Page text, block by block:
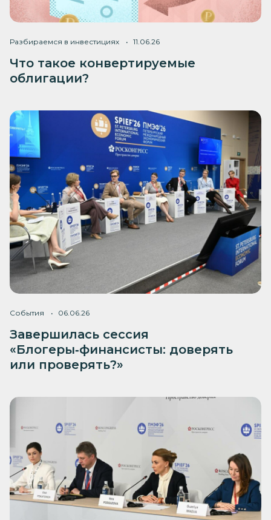
Разбираемся в инвестициях 11.06.26
Что такое конвертируемые
облигации?
События 06.06.26
Завершилась сессия
«Блогеры‑финансисты: доверять
или проверять?»